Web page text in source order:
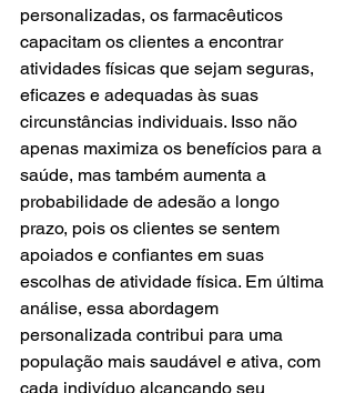
personalizadas, os farmacêuticos
capacitam os clientes a encontrar
atividades físicas que sejam seguras,
eficazes e adequadas às suas
circunstâncias individuais. Isso não
apenas maximiza os benefícios para a
saúde, mas também aumenta a
probabilidade de adesão a longo
prazo, pois os clientes se sentem
apoiados e confiantes em suas
escolhas de atividade física. Em última
análise, essa abordagem
personalizada contribui para uma
população mais saudável e ativa, com
cada indivíduo alcançando seu